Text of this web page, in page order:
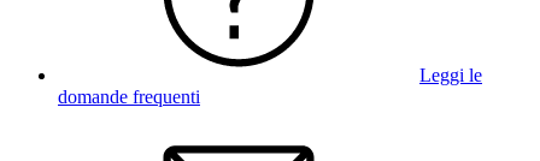
Leggi le
domande frequenti